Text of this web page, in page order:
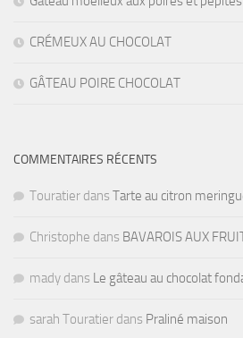
CRÉMEUX AU CHOCOLAT
GÂTEAU POIRE CHOCOLAT
COMMENTAIRES RÉCENTS
Touratier dans Tarte au citron
Christophe dans BAVAROIS AUX
mady dans Le gâteau au chocolat
sarah Touratier dans Praliné maison